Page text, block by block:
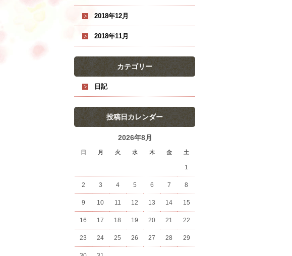
2018年12月
2018年11月
カテゴリー
日記
投稿日カレンダー
2026年8月
日 月 火 水 木 金 土
1
2 3 4 5 6 7 8
9 10 11 12 13 14 15
16 17 18 19 20 21 22
23 24 25 26 27 28 29